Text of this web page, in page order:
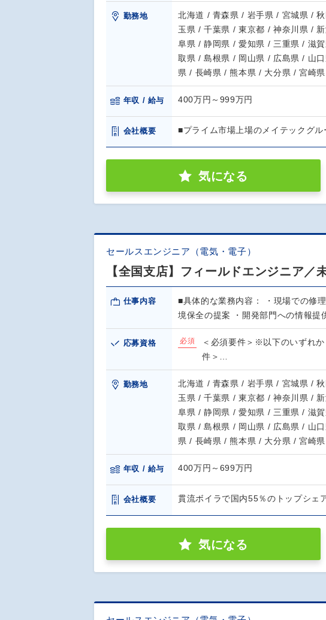
勤務地
北海道 / 青森県 / 岩手県 / 宮城県 /
玉県 / 千葉県 / 東京都 / 神奈川県 /
阜県 / 静岡県 / 愛知県 / 三重県 / 滋
取県 / 島根県 / 岡山県 / 広島県 / 山
県 / 長崎県 / 熊本県 / 大分県 / 宮崎
年収 / 給与 400万円～999万円
会社概要 ■プライム市場上場のメイテックグ
気になる
セールスエンジニア（電気・電子）
【全国支店】フィールドエンジニア
仕事内容
■具体的な業務内容： ・現場での修
境保全の提案 ・開発部門への情報
応募資格 必須
＜必須要件＞※以下のいずれ
件＞…
勤務地
北海道 / 青森県 / 岩手県 / 宮城県 /
玉県 / 千葉県 / 東京都 / 神奈川県 /
阜県 / 静岡県 / 愛知県 / 三重県 / 滋
取県 / 島根県 / 岡山県 / 広島県 / 山
県 / 長崎県 / 熊本県 / 大分県 / 宮崎
年収 / 給与 400万円～699万円
会社概要 貫流ボイラで国内55％のトップシェ
気になる